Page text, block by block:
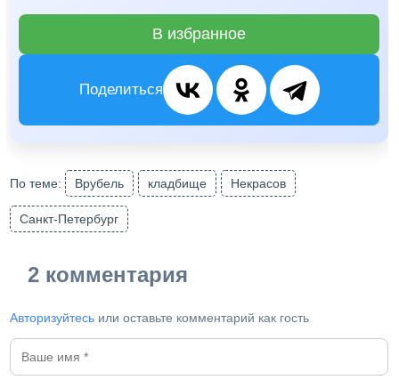
В избранное
Поделиться
По теме: Врубель кладбище Некрасов
Санкт-Петербург
2 комментария
Авторизуйтесь или оставьте комментарий как гость